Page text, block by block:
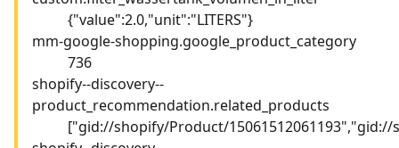
{"value":2.0,"unit":"LITERS"}
mm-google-shopping.google_product_category
736
shopify--discovery--
product_recommendation.related_products
["gid://shopify/Product/